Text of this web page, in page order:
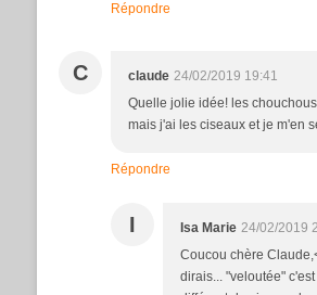
Répondre
C claude 24/02/2019 19:41
Quelle jolie idée! les
mais j'ai les ciseaux et je m'en
Répondre
I Isa Marie 24/02/2019
Coucou chère
dirais... "veloutée"